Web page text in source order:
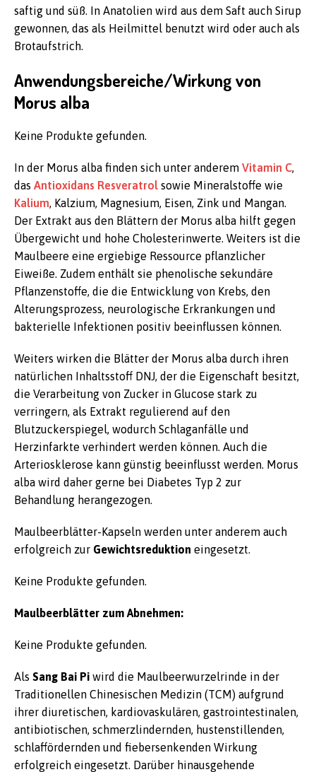
saftig und süß. In Anatolien wird aus dem Saft auch Sirup
gewonnen, das als Heilmittel benutzt wird oder auch als
Brotaufstrich.
Anwendungsbereiche/Wirkung von
Morus alba
Keine Produkte gefunden.
In der Morus alba finden sich unter anderem Vitamin C,
das Antioxidans Resveratrol sowie Mineralstoffe wie
Kalium, Kalzium, Magnesium, Eisen, Zink und Mangan.
Der Extrakt aus den Blättern der Morus alba hilft gegen
Übergewicht und hohe Cholesterinwerte. Weiters ist die
Maulbeere eine ergiebige Ressource pflanzlicher
Eiweiße. Zudem enthält sie phenolische sekundäre
Pflanzenstoffe, die die Entwicklung von Krebs, den
Alterungsprozess, neurologische Erkrankungen und
bakterielle Infektionen positiv beeinflussen können.
Weiters wirken die Blätter der Morus alba durch ihren
natürlichen Inhaltsstoff DNJ, der die Eigenschaft besitzt,
die Verarbeitung von Zucker in Glucose stark zu
verringern, als Extrakt regulierend auf den
Blutzuckerspiegel, wodurch Schlaganfälle und
Herzinfarkte verhindert werden können. Auch die
Arteriosklerose kann günstig beeinflusst werden. Morus
alba wird daher gerne bei Diabetes Typ 2 zur
Behandlung herangezogen.
Maulbeerblätter-Kapseln werden unter anderem auch
erfolgreich zur Gewichtsreduktion eingesetzt.
Keine Produkte gefunden.
Maulbeerblätter zum Abnehmen:
Keine Produkte gefunden.
Als Sang Bai Pi wird die Maulbeerwurzelrinde in der
Traditionellen Chinesischen Medizin (TCM) aufgrund
ihrer diuretischen, kardiovaskulären, gastrointestinalen,
antibiotischen, schmerzlindernden, hustenstillenden,
schlaffördernden und fiebersenkenden Wirkung
erfolgreich eingesetzt. Darüber hinausgehende